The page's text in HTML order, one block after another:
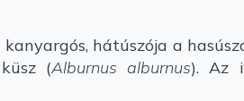
hátúszója a
(Alburnus alburnus). Az